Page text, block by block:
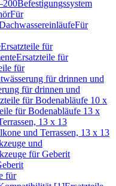
Befestigungssystem
Für
Für
Ersatzteile für
Ersatzteile für
für
für drinnen und
für drinnen und
für Bodenabläufe 10 x
für Bodenabläufe 13 x
13 x 13
und Terrassen, 13 x 13
und
für Geberit
für